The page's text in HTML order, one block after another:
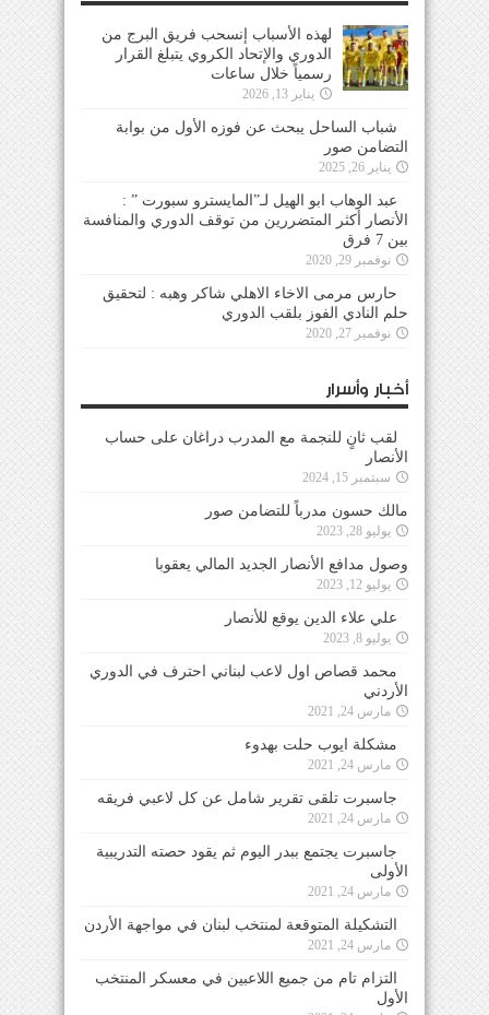
لهذه الأسباب إنسحب فريق البرج من
الدوري والإتحاد الكروي يتبلغ القرار
رسمياً خلال ساعات
يناير 13, 2026
شباب الساحل يبحث عن فوزه الأول من بوابة
التضامن صور
يناير 26, 2025
عبد الوهاب ابو الهيل لـ”المايسترو سبورت ” :
الأنصار أكثر المتضررين من توقف الدوري والمنافسة
بين 7 فرق
نوفمبر 29, 2020
حارس مرمى الاخاء الاهلي شاكر وهبه : لتحقيق
حلم النادي الفوز بلقب الدوري
نوفمبر 27, 2020
أخبار وأسرار
لقب ثانٍ للنجمة مع المدرب دراغان على حساب
الأنصار
سبتمبر 15, 2024
مالك حسون مدرباً للتضامن صور
يوليو 28, 2023
وصول مدافع الأنصار الجديد المالي يعقوبا
يوليو 12, 2023
علي علاء الدين يوقع للأنصار
يوليو 8, 2023
محمد قصاص اول لاعب لبناني احترف في الدوري
الأردني
مارس 24, 2021
مشكلة ايوب حلت بهدوء
مارس 24, 2021
جاسبرت تلقى تقرير شامل عن كل لاعبي فريقه
مارس 24, 2021
جاسبرت يجتمع ببدر اليوم ثم يقود حصته التدريبية
الأولى
مارس 24, 2021
التشكيلة المتوقعة لمنتخب لبنان في مواجهة الأردن
مارس 24, 2021
التزام تام من جميع اللاعبين في معسكر المنتخب
الأول